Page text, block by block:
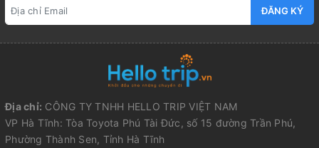
ĐĂNG KÝ
Địa chỉ: CÔNG TY TNHH HELLO TRIP VIỆT NAM
VP Hà Tĩnh: Tòa Toyota Phú Tài Đức, số 15 đường Trần Phú,
Phường Thành Sen, Tỉnh Hà Tĩnh